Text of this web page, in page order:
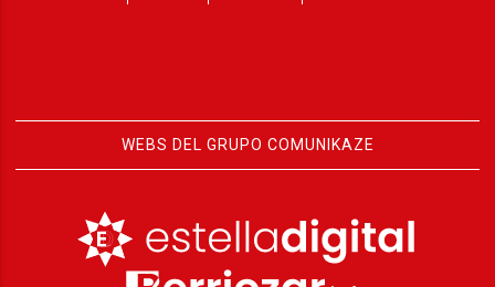
WEBS DEL GRUPO COMUNIKAZE